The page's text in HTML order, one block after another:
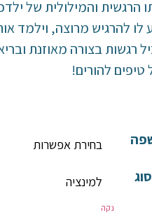
הרגשית והמילולית של
לו להרגיש מרוצה, וילמד
רגשות בצורה מאוזנת
טיפים להורים!
סוג
נקה